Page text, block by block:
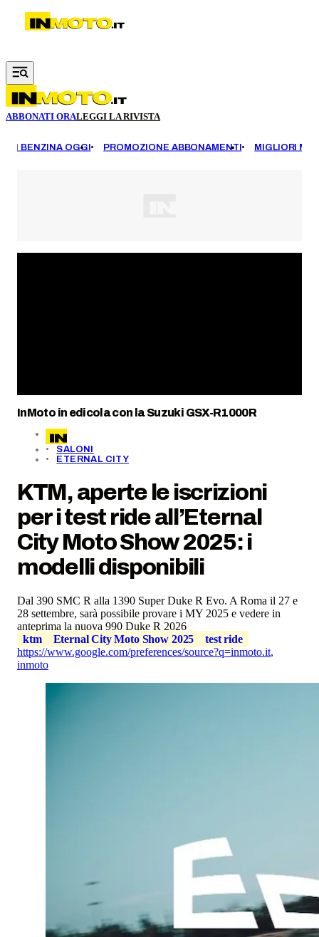
Vai al contenuto principale
ABBONATI ORALEGGI LA RIVISTA
BENZINA OGGI PROMOZIONE ABBONAMENTI MIGLIORI
InMoto in edicola con la Suzuki GSX-R1000R
SALONI
ETERNAL CITY
KTM, aperte le iscrizioni
per i test ride all’Eternal
City Moto Show 2025: i
modelli disponibili
Dal 390 SMC R alla 1390 Super Duke R Evo. A Roma il 27 e
28 settembre, sarà possibile provare i MY 2025 e vedere in
anteprima la nuova 990 Duke R 2026
ktm
Eternal City Moto Show 2025
test ride
https://www.google.com/preferences/source?q=inmoto.it,
inmoto